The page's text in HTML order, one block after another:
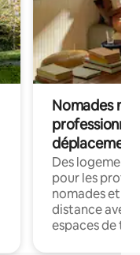
Nomades
déplacement
Des
pour les
nomades et
distance avec
espaces de